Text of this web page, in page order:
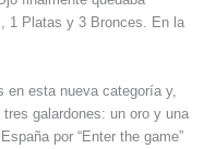
1 Platas y 3 Bronces. En la
en esta nueva categoría y,
galardones: un oro y una
por “Enter the game”